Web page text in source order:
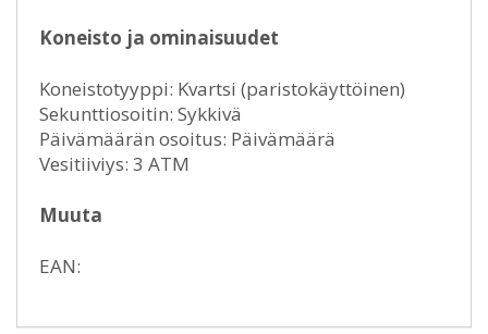
Koneisto ja ominaisuudet
Koneistotyyppi: Kvartsi (paristokäyttöinen)
Sekunttiosoitin: Sykkivä
Päivämäärän osoitus: Päivämäärä
Vesitiiviys: 3 ATM
Muuta
EAN: